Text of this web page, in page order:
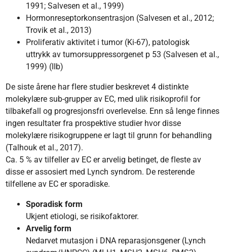
1991; Salvesen et al., 1999)
Hormonreseptorkonsentrasjon (Salvesen et al., 2012;
Trovik et al., 2013)
Proliferativ aktivitet i tumor (Ki-67), patologisk
uttrykk av tumorsuppressorgenet p 53 (Salvesen et al.,
1999) (IIb)
De siste årene har flere studier beskrevet 4 distinkte
molekylære sub-grupper av EC, med ulik risikoprofil for
tilbakefall og progresjonsfri overlevelse. Enn så lenge finnes
ingen resultater fra prospektive studier hvor disse
molekylære risikogruppene er lagt til grunn for behandling
(Talhouk et al., 2017).
Ca. 5 % av tilfeller av EC er arvelig betinget, de fleste av
disse er assosiert med Lynch syndrom. De resterende
tilfellene av EC er sporadiske.
Sporadisk form
Ukjent etiologi, se risikofaktorer.
Arvelig form
Nedarvet mutasjon i DNA reparasjonsgener (Lynch